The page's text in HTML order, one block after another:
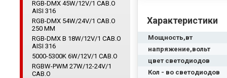
Характеристики
Мощность,вт
напряжение,вольт
цвет светодиодов
Кол - во светодиодов
RGB-DMX 45W/12V/1 CAB.O
AISI 316
RGB-DMX 54W/24V/1 CAB.O
250 ММ
RGB-DMX B 18W/12V/1 CAB.O
AISI 316
5000-5300K 6W/12V/1 CAB.O
RGBW-PWM 27W/12-24V/1
CAB.O